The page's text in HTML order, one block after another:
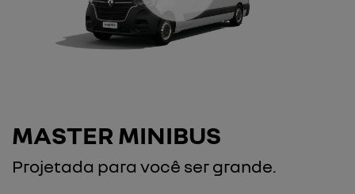
MASTER MINIBUS
Projetada para você ser grande.